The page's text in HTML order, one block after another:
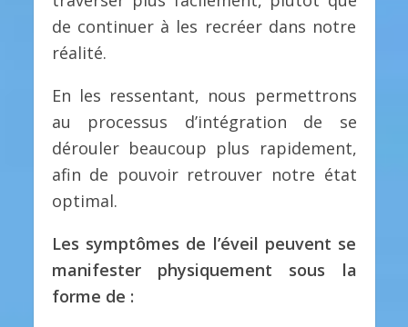
de continuer à les recréer dans notre
réalité.
En les ressentant, nous permettrons
au processus d’intégration de se
dérouler beaucoup plus rapidement,
afin de pouvoir retrouver notre état
optimal.
Les symptômes de l’éveil peuvent se
manifester physiquement sous la
forme de :